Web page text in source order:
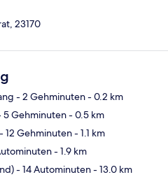
23170
- 2 Gehminuten- 0.2 km
5 Gehminuten- 0.5 km
- 12 Gehminuten- 1.1 km
- 1.9 km
- 14 Autominuten- 13.0 km